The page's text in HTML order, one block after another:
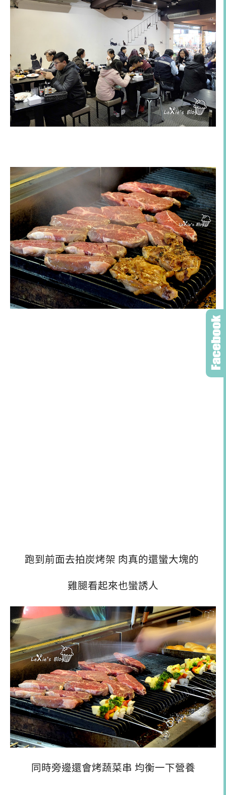
跑到前面去拍炭烤架 肉真的還蠻大塊的
雞腿看起來也蠻誘人
同時旁邊還會烤蔬菜串 均衡一下營養